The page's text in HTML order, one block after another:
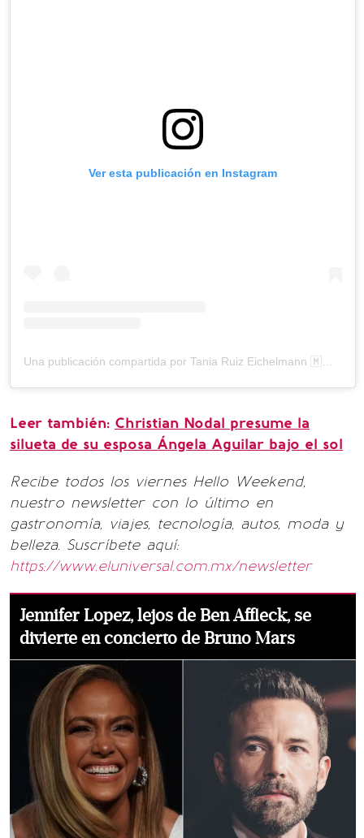
Ver esta publicación en Instagram
Una publicación compartida por Tania Ruiz Eichelmann 🇲🇽🇪🇸 (@taniaruize)
Leer también: Christian Nodal presume la
silueta de su esposa Ángela Aguilar bajo el sol
Recibe todos los viernes Hello Weekend,
nuestro newsletter con lo último en
gastronomía, viajes, tecnología, autos, moda y
belleza. Suscríbete aquí:
https://www.eluniversal.com.mx/newsletter
Jennifer Lopez, lejos de Ben Affleck, se
divierte en concierto de Bruno Mars